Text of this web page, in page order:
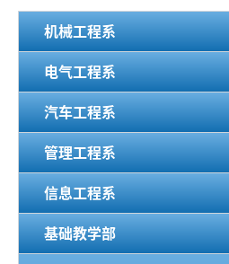
机械工程系
电气工程系
汽车工程系
管理工程系
信息工程系
基础教学部